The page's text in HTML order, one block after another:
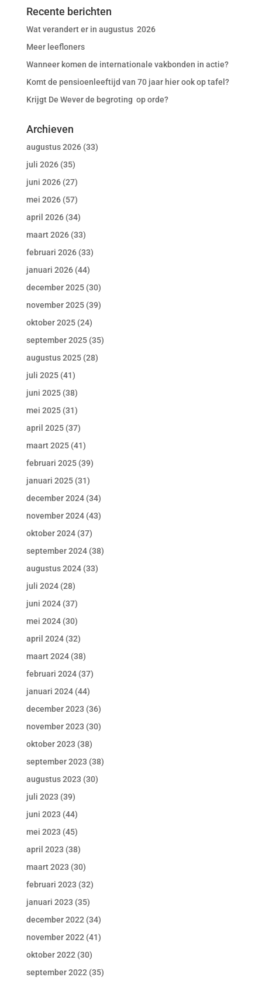
Recente berichten
Wat verandert er in augustus 2026
Meer leefloners
Wanneer komen de internationale vakbonden in actie?
Komt de pensioenleeftijd van 70 jaar hier ook op tafel?
Krijgt De Wever de begroting op orde?
Archieven
augustus 2026(33)
juli 2026(35)
juni 2026(27)
mei 2026(57)
april 2026(34)
maart 2026(33)
februari 2026(33)
januari 2026(44)
december 2025(30)
november 2025(39)
oktober 2025(24)
september 2025(35)
augustus 2025(28)
juli 2025(41)
juni 2025(38)
mei 2025(31)
april 2025(37)
maart 2025(41)
februari 2025(39)
januari 2025(31)
december 2024(34)
november 2024(43)
oktober 2024(37)
september 2024(38)
augustus 2024(33)
juli 2024(28)
juni 2024(37)
mei 2024(30)
april 2024(32)
maart 2024(38)
februari 2024(37)
januari 2024(44)
december 2023 (36)
november 2023 (30)
oktober 2023 (38)
september 2023 (38)
augustus 2023 (30)
juli 2023 (39)
juni 2023 (44)
mei 2023 (45)
april 2023 (38)
maart 2023 (30)
februari 2023 (32)
januari 2023 (35)
december 2022 (34)
november 2022 (41)
oktober 2022 (30)
september 2022 (35)